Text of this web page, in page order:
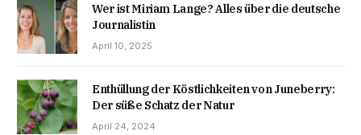
Wer ist Miriam Lange? Alles über die deutsche
Journalistin
April 10, 2025
Enthüllung der Köstlichkeiten von Juneberry:
Der süße Schatz der Natur
April 24, 2024